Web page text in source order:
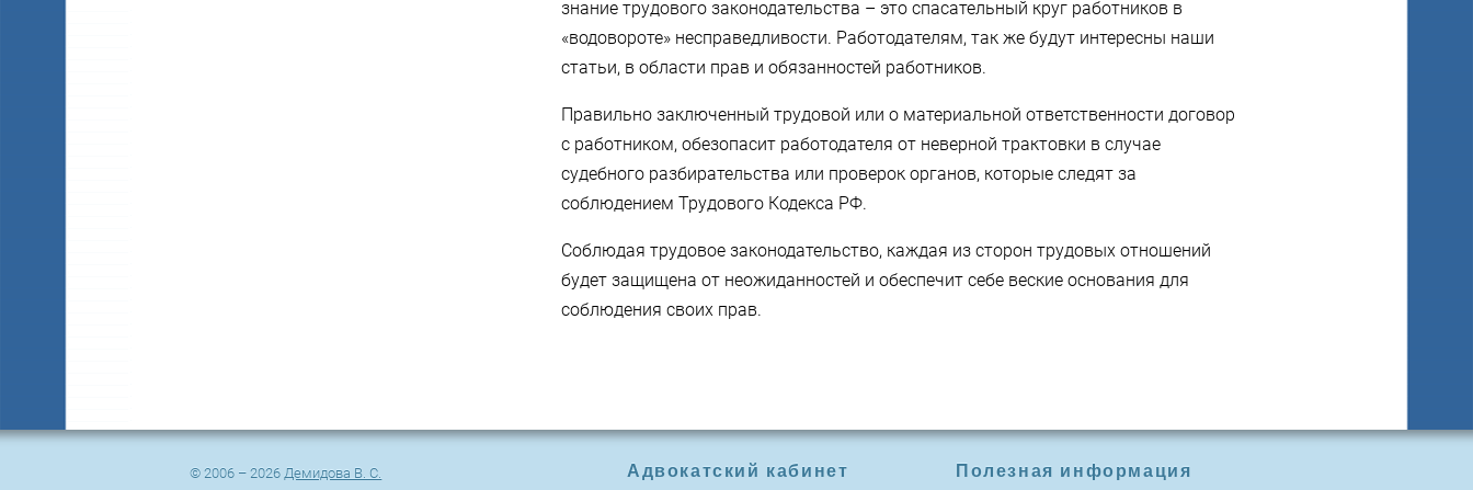
знание трудового законодательства – это спасательный круг работников в
«водовороте» несправедливости. Работодателям, так же будут интересны наши
статьи, в области прав и обязанностей работников.
Правильно заключенный трудовой или о материальной ответственности договор
с работником, обезопасит работодателя от неверной трактовки в случае
судебного разбирательства или проверок органов, которые следят за
соблюдением Трудового Кодекса РФ.
Соблюдая трудовое законодательство, каждая из сторон трудовых отношений
будет защищена от неожиданностей и обеспечит себе веские основания для
соблюдения своих прав.
© 2006 – 2026Демидова В. С. Адвокатский кабинет Полезная информация